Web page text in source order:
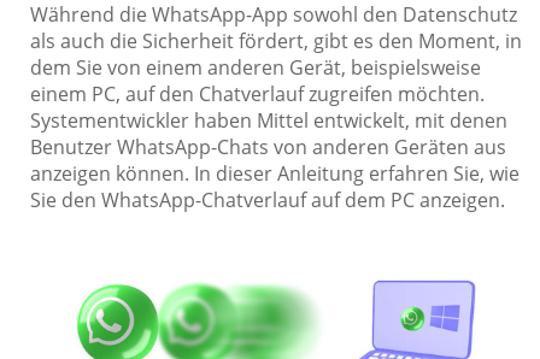
Während die WhatsApp-App sowohl den Datenschutz
als auch die Sicherheit fördert, gibt es den Moment, in
dem Sie von einem anderen Gerät, beispielsweise
einem PC, auf den Chatverlauf zugreifen möchten.
Systementwickler haben Mittel entwickelt, mit denen
Benutzer WhatsApp-Chats von anderen Geräten aus
anzeigen können. In dieser Anleitung erfahren Sie, wie
Sie den WhatsApp-Chatverlauf auf dem PC anzeigen.